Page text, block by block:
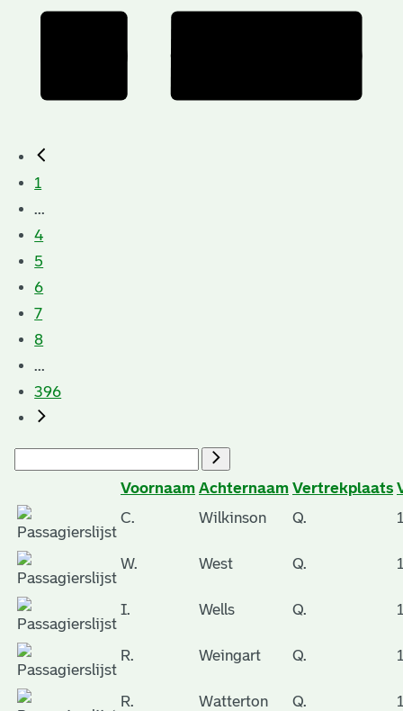
1
...
4
5
6
7
8
...
396
Voornaam Achternaam Vertrekplaats
C.
Wilkinson Q.
W. West Q.
I. Wells Q.
R. Weingart Q.
R. Watterton Q.